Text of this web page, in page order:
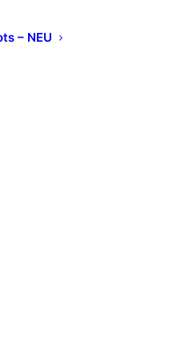
– NEU